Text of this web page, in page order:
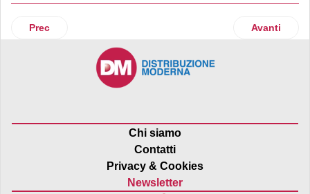
Articolo precedente: Codice Citra propone la nuova linea
Prec Articolo
Avanti
Chi siamo
Contatti
Privacy & Cookies
Newsletter